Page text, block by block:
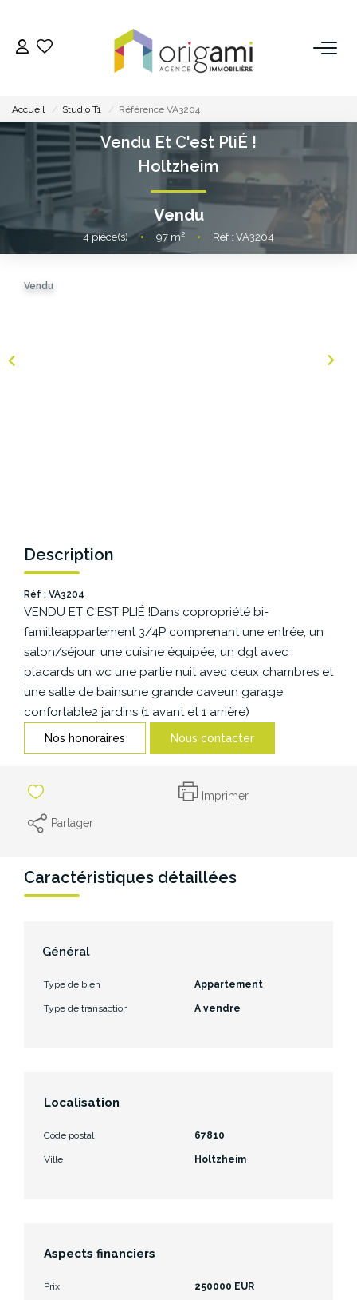
ACHETER
LOUER
VENDRE
ESPACE BAILLEURS
ESPACE VENDEUR
CONTACT
Accueil Studio T1 Référence VA3204
Vendu Et C'est PliÉ !
Holtzheim
Vendu
4pièce(s) • 97 m² • Réf : VA3204
Vendu
Description
Réf : VA3204
VENDU ET C'EST PLIÉ !Dans copropriété bi-
familleappartement 3/4P comprenant une entrée, un
salon/séjour, une cuisine équipée, un dgt avec
placards un wc une partie nuit avec deux chambres et
une salle de bainsune grande caveun garage
confortable2 jardins (1 avant et 1 arrière)
Nos honoraires Nous contacter
Imprimer
Partager
Caractéristiques détaillées
Général
Type de bien Appartement
Type de transaction A vendre
Localisation
Code postal 67810
Ville Holtzheim
Aspects financiers
Prix 250000 EUR